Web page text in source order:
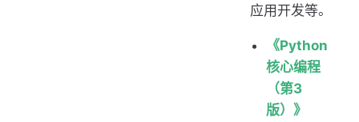
应用开发等。
《Python
核心编程
（第3
版）》